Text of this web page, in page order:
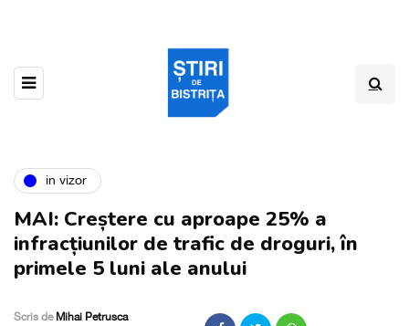
in vizor
MAI: Creștere cu aproape 25% a
infracțiunilor de trafic de droguri, în
primele 5 luni ale anului
Scris de Mihai Petrusca